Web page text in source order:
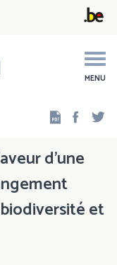
MENU
d'une
et